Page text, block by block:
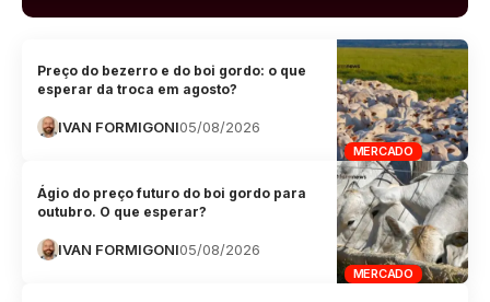
MERCADO
Preço do bezerro e do boi gordo: o que
esperar da troca em agosto?
IVAN FORMIGONI05/08/2026
MERCADO
Ágio do preço futuro do boi gordo para
outubro. O que esperar?
IVAN FORMIGONI05/08/2026